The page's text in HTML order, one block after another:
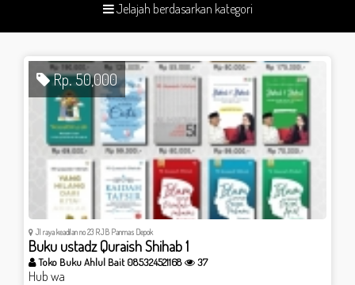
Jelajah berdasarkan kategori
Rp. 50,000
Jl raya keadilan no 23 RJB Panmas Depok
Buku ustadz Quraish Shihab 1
Toko Buku Ahlul Bait 085324521168 37
Hub wa